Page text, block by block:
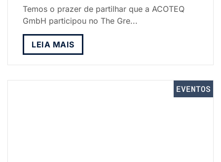
Temos o prazer de partilhar que a ACOTEQ
GmbH participou no The Gre...
LEIA MAIS
EVENTOS